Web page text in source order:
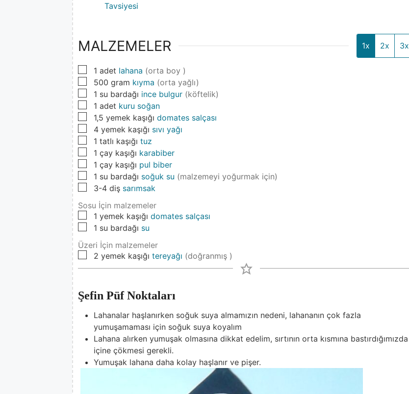
Tavsiyesi
MALZEMELER 1x 2x 3x
▢
1 adet lahana (orta boy )
▢
500 gram kıyma (orta yağlı)
▢
1 su bardağı ince bulgur (köftelik)
▢
1 adet kuru soğan
▢
1,5 yemek kaşığı domates salçası
▢
4 yemek kaşığı sıvı yağı
▢
1 tatlı kaşığı tuz
▢
1 çay kaşığı karabiber
▢
1 çay kaşığı pul biber
▢
1 su bardağı soğuk su (malzemeyi yoğurmak için)
▢
3-4 diş sarımsak
Sosu İçin malzemeler
▢
1 yemek kaşığı domates salçası
▢
1 su bardağı su
Üzeri İçin malzemeler
▢
2 yemek kaşığı tereyağı (doğranmış )
Şefin Püf Noktaları
Lahanalar haşlanırken soğuk suya almamızın nedeni, lahananın çok fazla
yumuşamaması için soğuk suya koyalım
Lahana alırken yumuşak olmasına dikkat edelim, sırtının orta kısmına bastırdığımızda
içine çökmesi gerekli.
Yumuşak lahana daha kolay haşlanır ve pişer.